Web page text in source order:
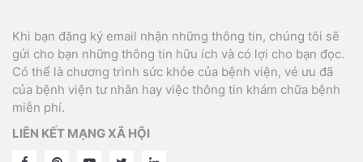
Khi bạn đăng ký email nhận những thông tin, chúng tôi sẽ
gửi cho bạn những thông tin hữu ích và có lợi cho bạn đọc.
Có thể là chương trình sức khỏe của bệnh viện, vé ưu đã
của bệnh viện tư nhân hay việc thông tin khám chữa bệnh
miễn phí.
LIÊN KẾT MẠNG XÃ HỘI